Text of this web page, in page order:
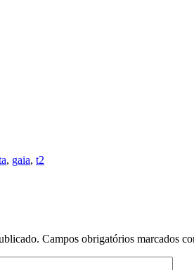
, gaia, t2
Campos obrigatórios marcados